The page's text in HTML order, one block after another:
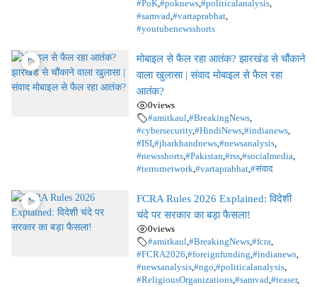
#PoK,#poknews,#politicalanalysis,
#samvad,#vartaprabhat,
#youtubenewsshorts
मोबाइल से फैल रहा आतंक? झारखंड से चौंकाने
वाला खुलासा | संवाद मोबाइल से फैल रहा
आतंक?
0views
#amitkaul,#BreakingNews,
#cybersecurity,#HindiNews,#indianews,
#ISI,#jharkhandnews,#newsanalysis,
#newsshorts,#Pakistan,#rss,#socialmedia,
#terrornetwork,#vartaprabhat,#संवाद
FCRA Rules 2026 Explained: विदेशी
चंदे पर सरकार का बड़ा फैसला!
0views
#amitkaul,#BreakingNews,#fcra,
#FCRA2026,#foreignfunding,#indianews,
#newsanalysis,#ngo,#politicalanalysis,
#ReligiousOrganizations,#samvad,#teaser,